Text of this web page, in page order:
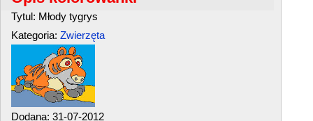
Tytul: Młody tygrys
Kategoria: Zwierzęta
Dodana: 31-07-2012